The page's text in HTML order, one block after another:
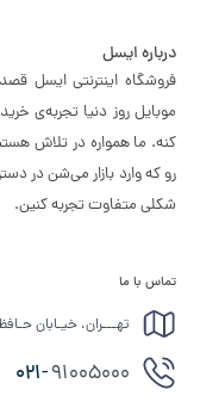
درباره ایسل
فروشگاه اینترنتی ایسل
موبایل روز دنیا تجربه‌ی
کنه. ما همواره در تلاش
رو که وارد بازار می‌شن در
شکلی متفاوت تجربه کنین.
تماس با ما
تهـــران، خیـابان
021-91005000